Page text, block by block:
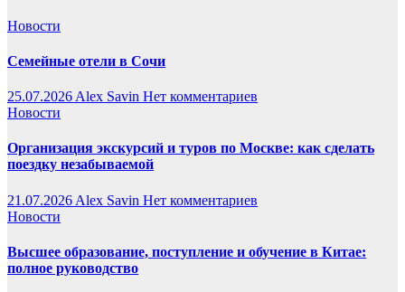
Новости
Семейные отели в Сочи
25.07.2026 Alex Savin Нет комментариев
Новости
Организация экскурсий и туров по Москве: как сделать
поездку незабываемой
21.07.2026 Alex Savin Нет комментариев
Новости
Высшее образование, поступление и обучение в Китае:
полное руководство